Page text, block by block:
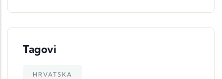
Tagovi
HRVATSKA